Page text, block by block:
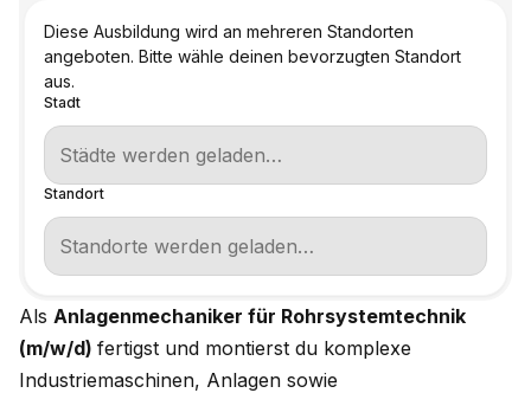
Als Anlagenmechaniker für Rohrsystemtechnik
(m/w/d) fertigst und montierst du komplexe
Industriemaschinen, Anlagen sowie
Diese Ausbildung wird an mehreren Standorten
angeboten. Bitte wähle deinen bevorzugten Standort
aus.
Stadt
Standort